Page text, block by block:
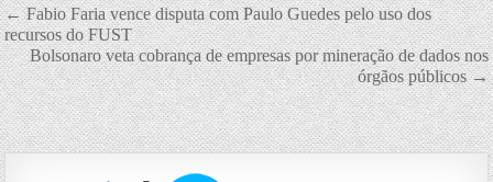
Navegação
de
Post
← Fabio Faria vence disputa com Paulo Guedes pelo uso dos
recursos do FUST
Bolsonaro veta cobrança de empresas por mineração de dados nos
órgãos públicos →